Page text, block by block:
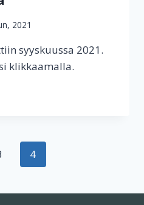
2021
syyskuussa 2021.
klikkaamalla.
4